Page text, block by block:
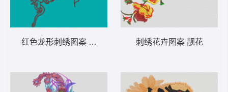
红色龙形刺绣图案 凤凰 刺绣花卉图案 靓花